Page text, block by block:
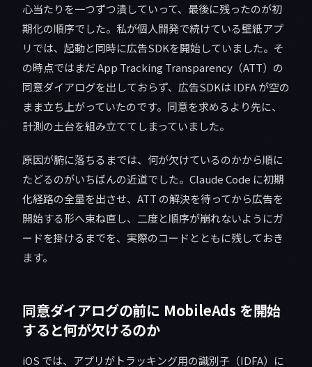
心当たりを一つずつ潰していって、最後に残ったのが初
期化の順序でした。私が個人開発で続けている壁紙アプ
リでは、起動と同時に広告SDKを開始していました。そ
の時点ではまだ App Tracking Transparency（ATT）の
同意ダイアログを出しておらず、広告SDKは IDFA が空の
まま立ち上がっていたのです。同意を求めるより先に、
計測の土台を組み立ててしまっていました。
原因が腑に落ちるまでは、何が欠けているのかから順に
たどるのがいちばんの近道でした。Claude Code に初期
化経路の全量を出させ、ATT の解決を待ってから広告を
開始する形へ束ね直し、二度と順序が崩れないようにガ
ードを掛けるまでを、実際のコードとともに残しておき
ます。
同意ダイアログの前に MobileAds を開始
すると何が欠けるのか
iOS では、アプリがトラッキング用の識別子（IDFA）に